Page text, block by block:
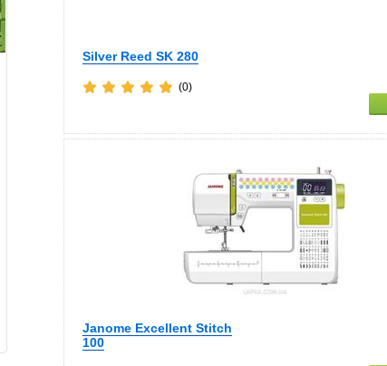
Silver Reed SK 280
(0)
Janome Excellent Stitch
100